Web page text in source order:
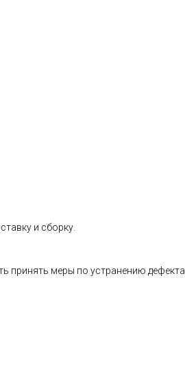
и сборку.
принять меры по устранению дефекта.